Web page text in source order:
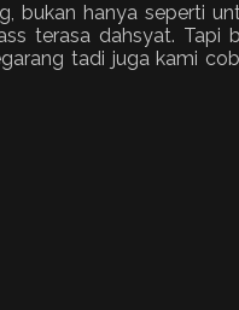
hanya seperti
terasa dahsyat. Tapi
tadi juga kami